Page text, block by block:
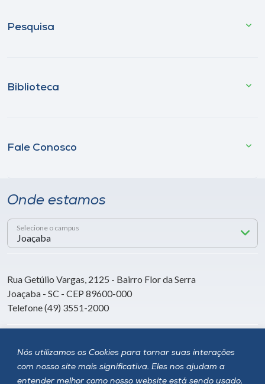
Nós utilizamos os Cookies para tornar suas interações
com nosso site mais significativa. Eles nos ajudam a
entender melhor como nosso website está sendo usado,
Pesquisa
Biblioteca
Fale Conosco
Onde estamos
Selecione o campus
Rua Getúlio Vargas, 2125 - Bairro Flor da Serra
Joaçaba - SC - CEP 89600-000
Telefone (49) 3551-2000
Siga a Unoesc